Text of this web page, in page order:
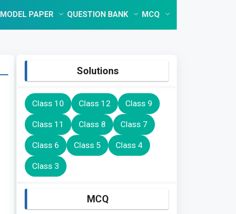
MODEL PAPER QUESTION BANK MCQ
Solutions
Class 10 Class 12 Class 9
Class 11 Class 8 Class 7
Class 6 Class 5 Class 4
Class 3
MCQ